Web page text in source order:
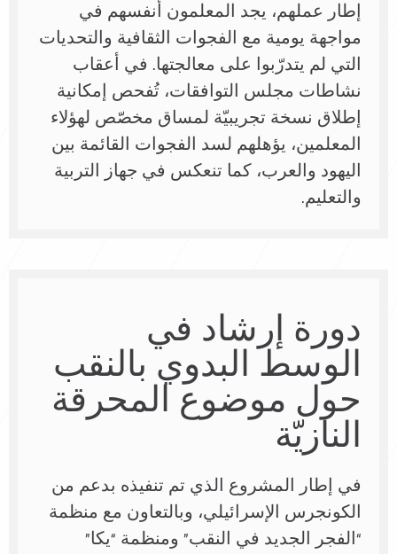
إطار عملهم، يجد المعلمون أنفسهم في
مواجهة يومية مع الفجوات الثقافية والتحديات
التي لم يتدرّبوا على معالجتها. في أعقاب
نشاطات مجلس التوافقات، تُفحص إمكانية
إطلاق نسخة تجريبيّة لمساق مخصّص لهؤلاء
المعلمين، يؤهلهم لسد الفجوات القائمة بين
اليهود والعرب، كما تنعكس في جهاز التربية
والتعليم.
دورة إرشاد في
الوسط البدوي بالنقب
حول موضوع المحرقة
النازيّة
في إطار المشروع الذي تم تنفيذه بدعم من
الكونجرس الإسرائيلي، وبالتعاون مع منظمة
“الفجر الجديد في النقب” ومنظمة “يكا”